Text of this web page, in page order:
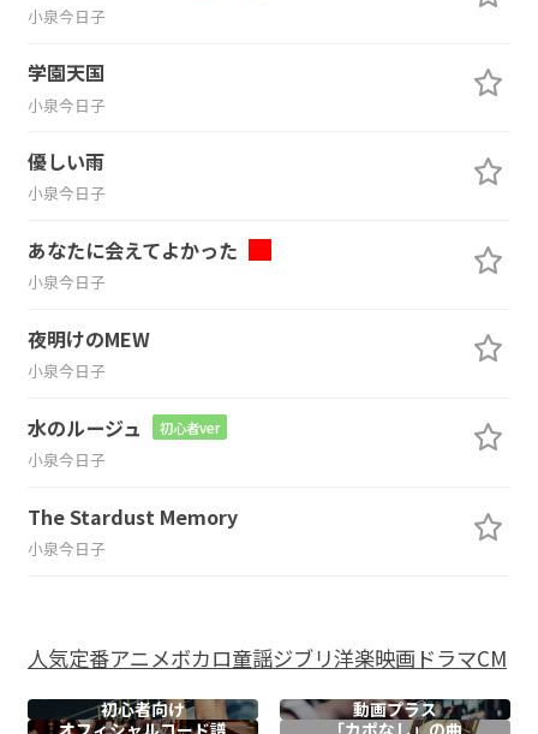
小泉今日子
学園天国
小泉今日子
優しい雨
小泉今日子
あなたに会えてよかった
小泉今日子
夜明けのMEW
小泉今日子
水のルージュ 初心者ver
小泉今日子
The Stardust Memory
小泉今日子
人気定番アニメボカロ童謡ジブリ洋楽映画ドラマCM
初心者向け
動画プラス